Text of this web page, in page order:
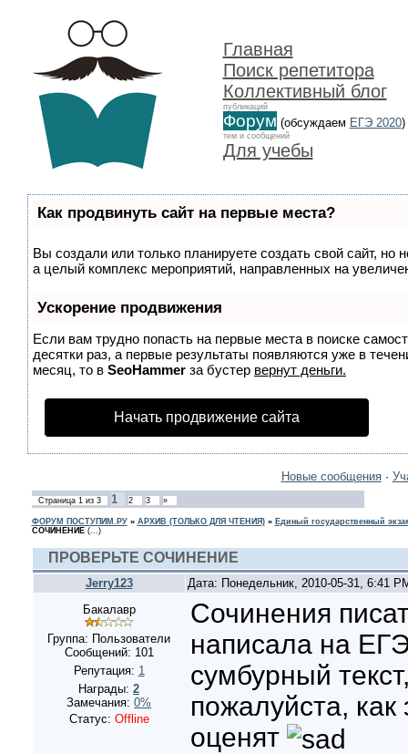
Главная
Поиск репетитора
Коллективный блог
публикаций
Форум (обсуждаем ЕГЭ 2020)
тем и сообщений
Для учебы
Как продвинуть сайт на первые места?
Вы создали или только планируете создать свой сайт, но
а целый комплекс мероприятий, направленных на
Ускорение продвижения
Если вам трудно попасть на первые места в поиске
десятки раз, а первые результаты появляются уже в
месяц, то в SeoHammer за бустер вернут деньги.
Начать продвижение сайта
Новые сообщения·
Страница 1из 3 1 2 3 »
ФОРУМ ПОСТУПИМ.РУ» АРХИВ (ТОЛЬКО ДЛЯ ЧТЕНИЯ)» Единый государственный
СОЧИНЕНИЕ (...)
ПРОВЕРЬТЕ СОЧИНЕНИЕ
Jerry123
Дата: Понедельник, 2010-05-31, 6:41
Бакалавр
Группа: Пользователи
Сообщений: 101
Репутация: 1
Награды: 2
Замечания: 0%
Статус: Offline
Сочинения
написала на
сумбурный
пожалуйста,
оценят